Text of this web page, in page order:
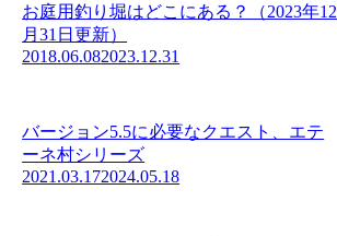
お庭用釣り堀はどこにある？（2023年12
月31日更新）
2018.06.082023.12.31
バージョン5.5に必要なクエスト、エテ
ーネ村シリーズ
2021.03.172024.05.18